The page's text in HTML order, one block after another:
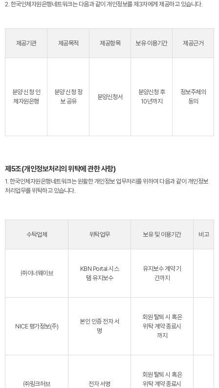
2. 한국인체자원은행네트워크는 다음과 같이 개인정보를 제3자에게 제공하고 있습니다.
제공기관 제공목적 제공항목 보유·이용기간 제공근거
분양 신청 인
체자원은행
분양 신청 정
보 공유
분양신청서
분양신청 후
10년까지
정보주체의
동의
제5조(개인정보처리의 위탁에 관한 사항)
1. 한국인체자원은행네트워크는 원활한 개인정보 업무처리를 위하여 다음과 같이 개인정보
처리업무를 위탁하고 있습니다.
수탁업체 위탁업무 보유 및 이용기간 비고
㈜이너웨이브
KBN Portal 시스
템 유지보수
유지보수 계약 기
간까지
NICE 평가정보(주)
본인 인증 전자 서
명
회원 탈퇴 시 혹은
위탁 계약 종료시
까지
㈜링크허브 전자 서명
회원 탈퇴 시 혹은
위탁 계약 종료시